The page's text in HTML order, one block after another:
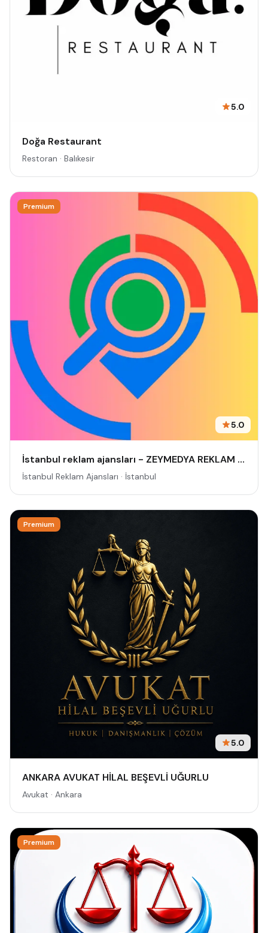
5.0
Doğa Restaurant
Restoran · Balıkesir
Premium
5.0
İstanbul reklam ajansları - ZEYMEDYA REKLAM AJANSI | İSTANBUL REKLAM VE SEO AJANSI, DİJİTAL PAZARLAMA AJANSI, SOSYAL MEDYA AJANSI, 360 REKLAM
İstanbul Reklam Ajansları · İstanbul
Premium
5.0
ANKARA AVUKAT HİLAL BEŞEVLİ UĞURLU
Avukat · Ankara
Premium